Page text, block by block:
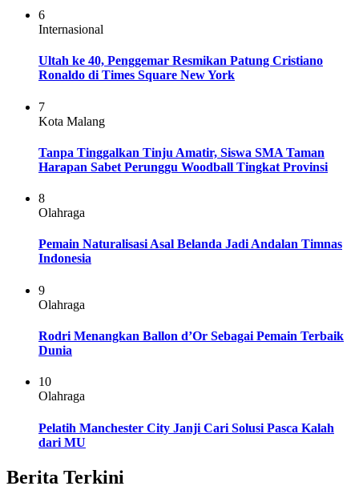
6
Internasional
Ultah ke 40, Penggemar Resmikan Patung Cristiano
Ronaldo di Times Square New York
7
Kota Malang
Tanpa Tinggalkan Tinju Amatir, Siswa SMA Taman
Harapan Sabet Perunggu Woodball Tingkat Provinsi
8
Olahraga
Pemain Naturalisasi Asal Belanda Jadi Andalan Timnas
Indonesia
9
Olahraga
Rodri Menangkan Ballon d’Or Sebagai Pemain Terbaik
Dunia
10
Olahraga
Pelatih Manchester City Janji Cari Solusi Pasca Kalah
dari MU
Berita Terkini